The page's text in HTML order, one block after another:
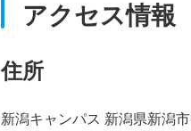
アクセス情報
住所
新潟キャンパス 新潟県新潟